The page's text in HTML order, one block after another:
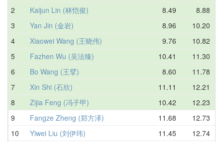
2
Kaijun Lin (林恺俊) 8.49 8.88
3
Yan Jin (金岩) 8.96 10.20
4
Xiaowei Wang (王晓伟) 9.76 10.82
5
Fazhen Wu (吴法臻) 10.41 11.30
6
Bo Wang (王擘) 8.60 11.78
7
Xin Shi (石欣) 11.11 12.21
8
Zijia Feng (冯子甲) 10.42 12.23
9
Fangze Zheng (郑方泽) 11.68 12.73
10
Yiwei Liu (刘伊玮) 11.45 12.74